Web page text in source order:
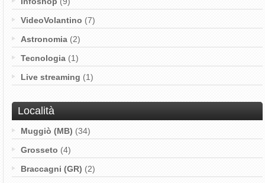
VideoVolantino (7)
Astronomia (2)
Tecnologia (1)
Live streaming (1)
Località
Muggiò (MB) (34)
Grosseto (4)
Braccagni (GR) (2)